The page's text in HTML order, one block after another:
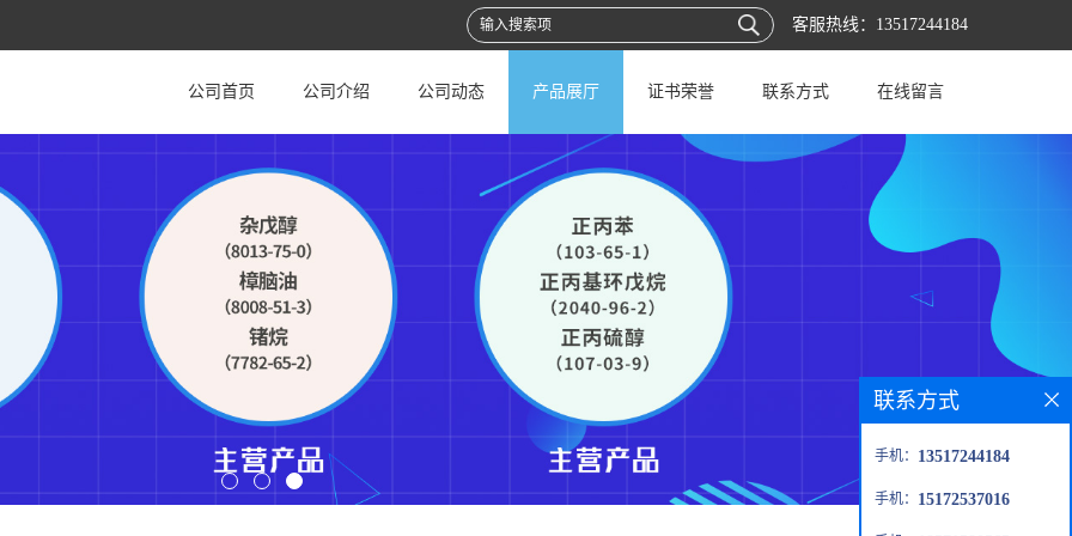
客服热线： 13517244184
公司首页 公司介绍 公司动态 产品展厅 证书荣誉 联系方式 在线留言
联系方式
手机： 13517244184
手机： 15172537016